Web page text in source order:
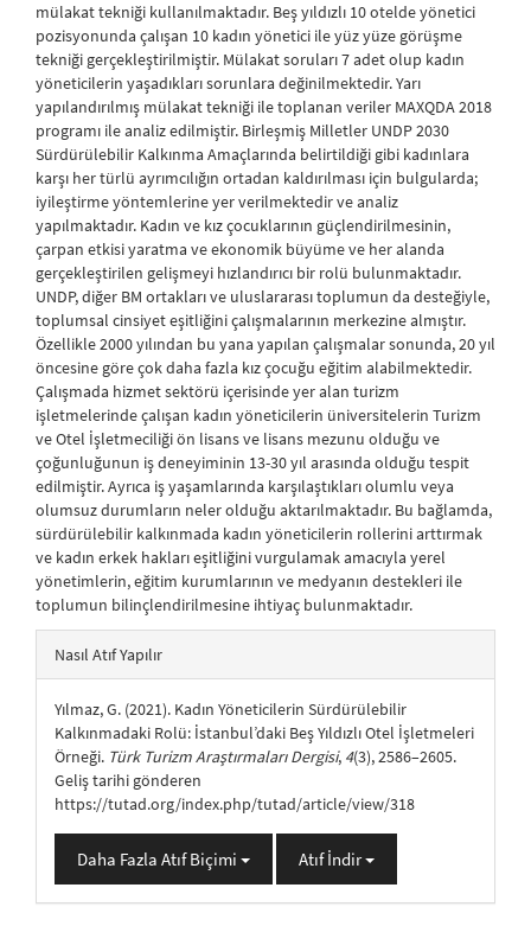
mülakat tekniği kullanılmaktadır. Beş yıldızlı 10 otelde yönetici
pozisyonunda çalışan 10 kadın yönetici ile yüz yüze görüşme
tekniği gerçekleştirilmiştir. Mülakat soruları 7 adet olup kadın
yöneticilerin yaşadıkları sorunlara değinilmektedir. Yarı
yapılandırılmış mülakat tekniği ile toplanan veriler MAXQDA 2018
programı ile analiz edilmiştir. Birleşmiş Milletler UNDP 2030
Sürdürülebilir Kalkınma Amaçlarında belirtildiği gibi kadınlara
karşı her türlü ayrımcılığın ortadan kaldırılması için bulgularda;
iyileştirme yöntemlerine yer verilmektedir ve analiz
yapılmaktadır. Kadın ve kız çocuklarının güçlendirilmesinin,
çarpan etkisi yaratma ve ekonomik büyüme ve her alanda
gerçekleştirilen gelişmeyi hızlandırıcı bir rolü bulunmaktadır.
UNDP, diğer BM ortakları ve uluslararası toplumun da desteğiyle,
toplumsal cinsiyet eşitliğini çalışmalarının merkezine almıştır.
Özellikle 2000 yılından bu yana yapılan çalışmalar sonunda, 20 yıl
öncesine göre çok daha fazla kız çocuğu eğitim alabilmektedir.
Çalışmada hizmet sektörü içerisinde yer alan turizm
işletmelerinde çalışan kadın yöneticilerin üniversitelerin Turizm
ve Otel İşletmeciliği ön lisans ve lisans mezunu olduğu ve
çoğunluğunun iş deneyiminin 13-30 yıl arasında olduğu tespit
edilmiştir. Ayrıca iş yaşamlarında karşılaştıkları olumlu veya
olumsuz durumların neler olduğu aktarılmaktadır. Bu bağlamda,
sürdürülebilir kalkınmada kadın yöneticilerin rollerini arttırmak
ve kadın erkek hakları eşitliğini vurgulamak amacıyla yerel
yönetimlerin, eğitim kurumlarının ve medyanın destekleri ile
toplumun bilinçlendirilmesine ihtiyaç bulunmaktadır.
##plugins.themes.bootstrap3.article.details##
Nasıl Atıf Yapılır
Yılmaz, G. (2021). Kadın Yöneticilerin Sürdürülebilir
Kalkınmadaki Rolü: İstanbul’daki Beş Yıldızlı Otel İşletmeleri
Örneği. Türk Turizm Araştırmaları Dergisi, 4(3), 2586–2605.
Geliş tarihi gönderen
https://tutad.org/index.php/tutad/article/view/318
Daha Fazla Atıf Biçimi Atıf İndir